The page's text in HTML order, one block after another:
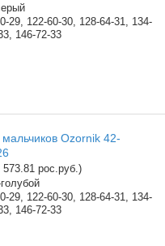
29, 122-60-30, 128-64-31, 134-
146-72-33
Ozornik 42-
573.81 рос.руб.)
29, 122-60-30, 128-64-31, 134-
146-72-33